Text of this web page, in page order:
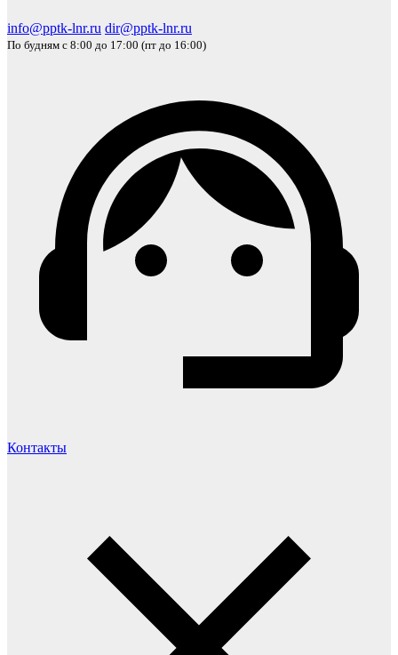
info@pptk-lnr.ru dir@pptk-lnr.ru
По будням с 8:00 до 17:00 (пт до 16:00)
Контакты